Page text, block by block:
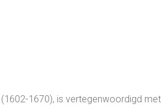
1670), is vertegenwoordigd